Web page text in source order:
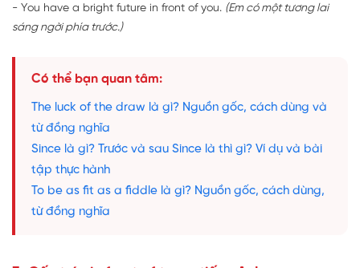
- You have a bright future in front of you. (Em có một tương lai
sáng ngời phía trước.)
Có thể bạn quan tâm:
The luck of the draw là gì? Nguồn gốc, cách dùng và
từ đồng nghĩa
Since là gì? Trước và sau Since là thì gì? Ví dụ và bài
tập thực hành
To be as fit as a fiddle là gì? Nguồn gốc, cách dùng,
từ đồng nghĩa